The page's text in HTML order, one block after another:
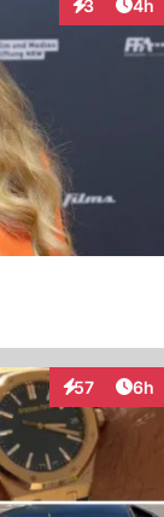
3 4h
57
Interaktionen
6h